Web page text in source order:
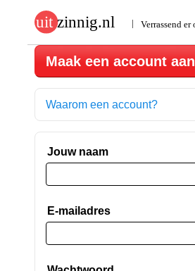
Maak een account aan
Waarom een account?
Jouw naam
E-mailadres